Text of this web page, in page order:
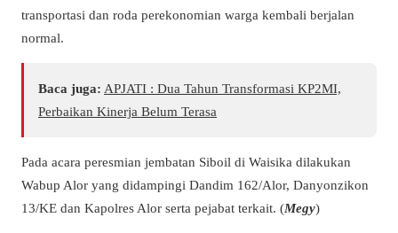
transportasi dan roda perekonomian warga kembali berjalan
normal.
Baca juga: APJATI : Dua Tahun Transformasi KP2MI,
Perbaikan Kinerja Belum Terasa
Pada acara peresmian jembatan Siboil di Waisika dilakukan
Wabup Alor yang didampingi Dandim 162/Alor, Danyonzikon
13/KE dan Kapolres Alor serta pejabat terkait. (Megy)